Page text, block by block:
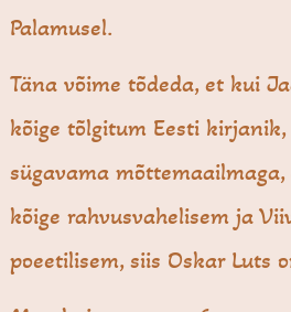
Palamusel.
Täna võime tõdeda, et kui
kõige tõlgitum Eesti kirjanik,
sügavama
kõige rahvusvahelisem ja
poeetilisem, siis Oskar Luts